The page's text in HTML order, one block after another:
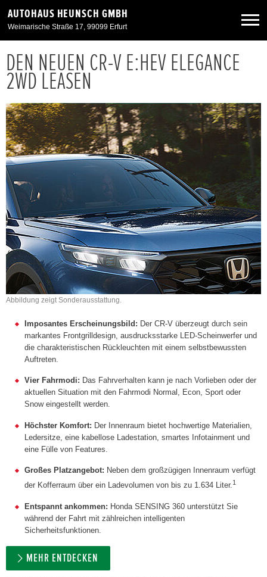
AUTOHAUS HEUNSCH GMBH
Weimarische Straße 17, 99099 Erfurt
Neuwagen
Angebote
Service & Zubehör
Unser Autohaus
DEN NEUEN CR-V E:HEV ELEGANCE
2WD LEASEN
Abbildung zeigt Sonderausstattung.
Imposantes Erscheinungsbild: Der CR-V überzeugt durch sein
markantes Frontgrilldesign, ausdrucksstarke LED-Scheinwerfer und
die charakteristischen Rückleuchten mit einem selbstbewussten
Auftreten.
Vier Fahrmodi: Das Fahrverhalten kann je nach Vorlieben oder der
aktuellen Situation mit den Fahrmodi Normal, Econ, Sport oder
Snow eingestellt werden.
Höchster Komfort: Der Innenraum bietet hochwertige Materialien,
Ledersitze, eine kabellose Ladestation, smartes Infotainment und
eine Fülle von Features.
Großes Platzangebot: Neben dem großzügigen Innenraum verfügt
der Kofferraum über ein Ladevolumen von bis zu 1.634 Liter.1
Entspannt ankommen: Honda SENSING 360 unterstützt Sie
während der Fahrt mit zählreichen intelligenten
Sicherheitsfunktionen.
MEHR ENTDECKEN